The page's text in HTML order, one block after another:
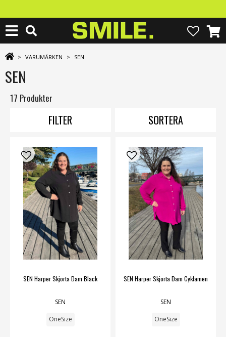
> VARUMÄRKEN > SEN
SEN
17 Produkter
FILTER SORTERA
SEN Harper Skjorta Dam Black
SEN
OneSize
SEN Harper Skjorta Dam Cyklamen
SEN
OneSize